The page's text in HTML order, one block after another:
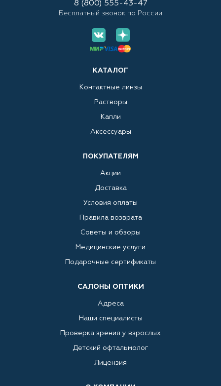
КАТАЛОГ
Контактные линзы
Растворы
Капли
Аксессуары
ПОКУПАТЕЛЯМ
Акции
Доставка
Условия оплаты
Правила возврата
Советы и обзоры
Медицинские услуги
Подарочные сертификаты
САЛОНЫ ОПТИКИ
Адреса
Наши специалисты
Проверка зрения у взрослых
Детский офтальмолог
Лицензия
8 (800) 555-43-47
Бесплатный звонок по России